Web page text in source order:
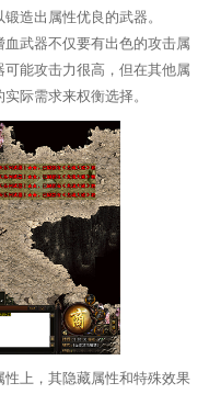
造出属性优良的武器。
武器不仅要有出色的攻击属
能攻击力很高，但在其他属
际需求来权衡选择。
上，其隐藏属性和特殊效果